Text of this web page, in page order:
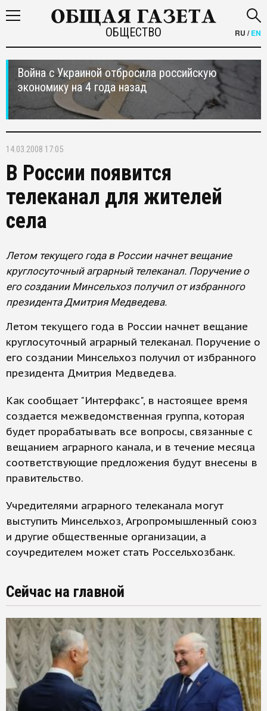
ОБЩЕСТВО RU /EN
Война с Украиной отбросила российскую
экономику на 4 года назад
14.03.2008 17:05
В России появится
телеканал для жителей
села
Летом текущего года в России начнет вещание
круглосуточный аграрный телеканал. Поручение о
его создании Минсельхоз получил от избранного
президента Дмитрия Медведева.
Летом текущего года в России начнет вещание
круглосуточный аграрный телеканал. Поручение о
его создании Минсельхоз получил от избранного
президента Дмитрия Медведева.
Как сообщает "Интерфакс", в настоящее время
создается межведомственная группа, которая
будет прорабатывать все вопросы, связанные с
вещанием аграрного канала, и в течение месяца
соответствующие предложения будут внесены в
правительство.
Учредителями аграрного телеканала могут
выступить Минсельхоз, Агропромышленный союз
и другие общественные организации, а
соучредителем может стать Россельхозбанк.
Сейчас на главной